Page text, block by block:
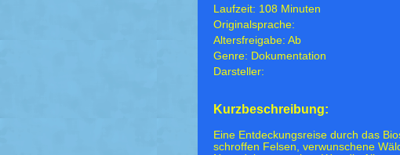
Laufzeit: 108 Minuten
Originalsprache:
Altersfreigabe: Ab
Genre: Dokumentation
Darsteller:
Kurzbeschreibung:
Eine Entdeckungsreise durch das
schroffen Felsen, verwunschene